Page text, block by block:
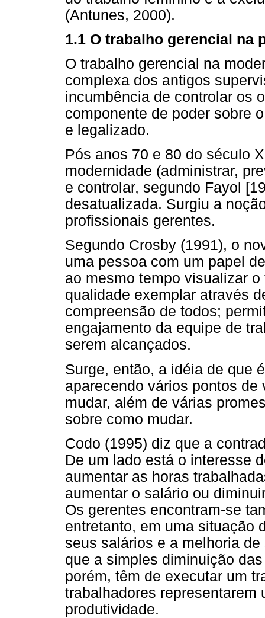
(Antunes, 2000).
1.1 O trabalho gerencial na
O trabalho gerencial na
complexa dos antigos
incumbência de controlar os
componente de poder sobre
e legalizado.
Pós anos 70 e 80 do século
modernidade (administrar,
e controlar, segundo Fayol
desatualizada. Surgiu a
profissionais gerentes.
Segundo Crosby (1991), o
uma pessoa com um papel
ao mesmo tempo visualizar
qualidade exemplar através
compreensão de todos;
engajamento da equipe de
serem alcançados.
Surge, então, a idéia de que
aparecendo vários pontos
mudar, além de várias
sobre como mudar.
Codo (1995) diz que a
De um lado está o interesse
aumentar as horas
aumentar o salário ou
Os gerentes encontram-se
entretanto, em uma situação
seus salários e a melhoria
que a simples diminuição
porém, têm de executar um
trabalhadores representarem
produtividade.